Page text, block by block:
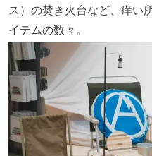
ス）の焚き火台など、痒い
イテムの数々。